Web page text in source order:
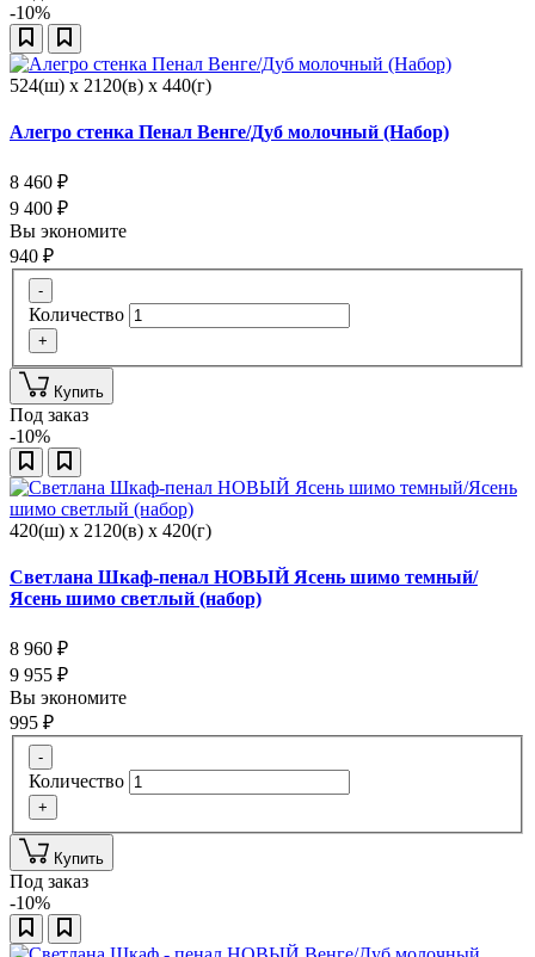
-10%
524(ш) x 2120(в) x 440(г)
Алегро стенка Пенал Венге/Дуб молочный (Набор)
8 460 ₽
9 400 ₽
Вы экономите
940 ₽
-
Количество
+
Купить
Под заказ
-10%
420(ш) x 2120(в) x 420(г)
Светлана Шкаф-пенал НОВЫЙ Ясень шимо темный/
Ясень шимо светлый (набор)
8 960 ₽
9 955 ₽
Вы экономите
995 ₽
-
Количество
+
Купить
Под заказ
-10%